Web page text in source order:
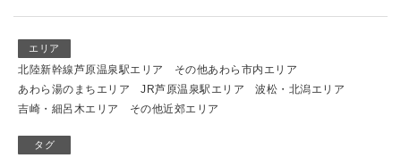
エリア
北陸新幹線芦原温泉駅エリア
その他あわら市内エリア
あわら湯のまちエリア
JR芦原温泉駅エリア
波松・北潟エリア
吉崎・細呂木エリア
その他近郊エリア
タグ